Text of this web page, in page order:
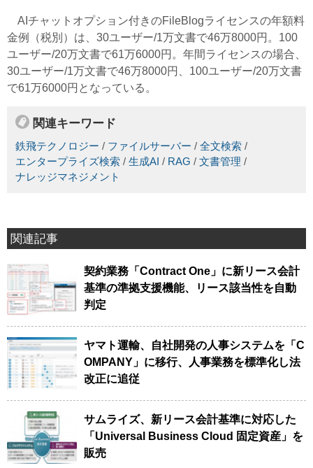
AIチャットオプション付きのFileBlogライセンスの年額料
金例（税別）は、30ユーザー/1万文書で46万8000円。100
ユーザー/20万文書で61万6000円。年間ライセンスの場合、
30ユーザー/1万文書で46万8000円、100ユーザー/20万文書
で61万6000円となっている。
関連キーワード
鉄飛テクノロジー / ファイルサーバー / 全文検索 /
エンタープライズ検索 / 生成AI / RAG / 文書管理 /
ナレッジマネジメント
関連記事
契約業務「Contract One」に新リース会計
基準の準拠支援機能、リース該当性を自動
判定
ヤマト運輸、自社開発の人事システムを「C
OMPANY」に移行、人事業務を標準化し法
改正に追従
サムライズ、新リース会計基準に対応した
「Universal Business Cloud 固定資産」を
販売